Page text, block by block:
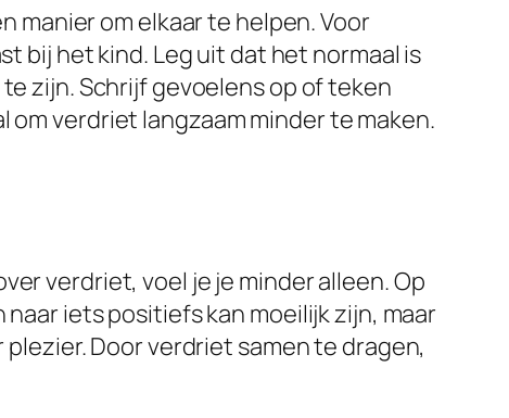
manier om elkaar te helpen. Voor
bij het kind. Leg uit dat het normaal is
zijn. Schrijf gevoelens op of teken
verdriet langzaam minder te maken.
verdriet, voel je je minder alleen. Op
iets positiefs kan moeilijk zijn, maar
Door verdriet samen te dragen,